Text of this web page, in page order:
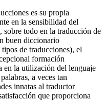
es su propia
en la sensibilidad del
sobre todo en la traducción de
buen diccionario
de traducciones), el
formación
en la utilización del lenguaje
a veces tan
innatas al traductor
que proporciona